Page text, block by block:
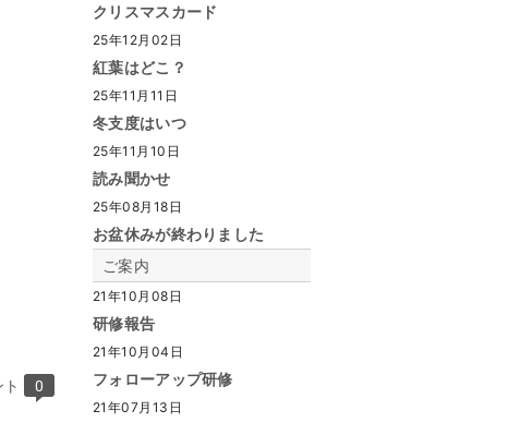
0
クリスマスカード
25年12月02日
紅葉はどこ？
25年11月11日
冬支度はいつ
25年11月10日
読み聞かせ
25年08月18日
お盆休みが終わりました
ご案内
21年10月08日
研修報告
21年10月04日
フォローアップ研修
21年07月13日